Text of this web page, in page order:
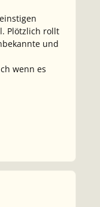
Plötzlich rollt
und
wenn es